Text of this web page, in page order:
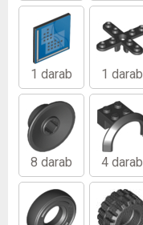
1 darab 1 darab
8 darab 4 darab